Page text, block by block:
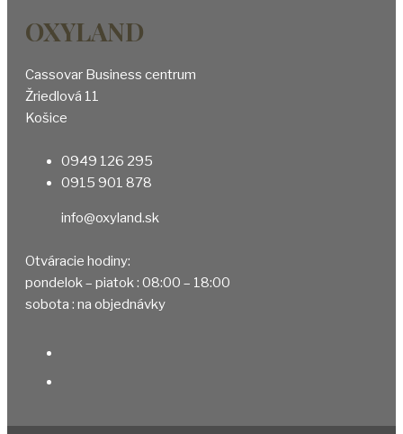
OXYLAND
Cassovar Business centrum
Žriedlová 11
Košice
0949 126 295
0915 901 878
info@oxyland.sk
Otváracie hodiny:
pondelok – piatok : 08:00 – 18:00
sobota : na objednávky